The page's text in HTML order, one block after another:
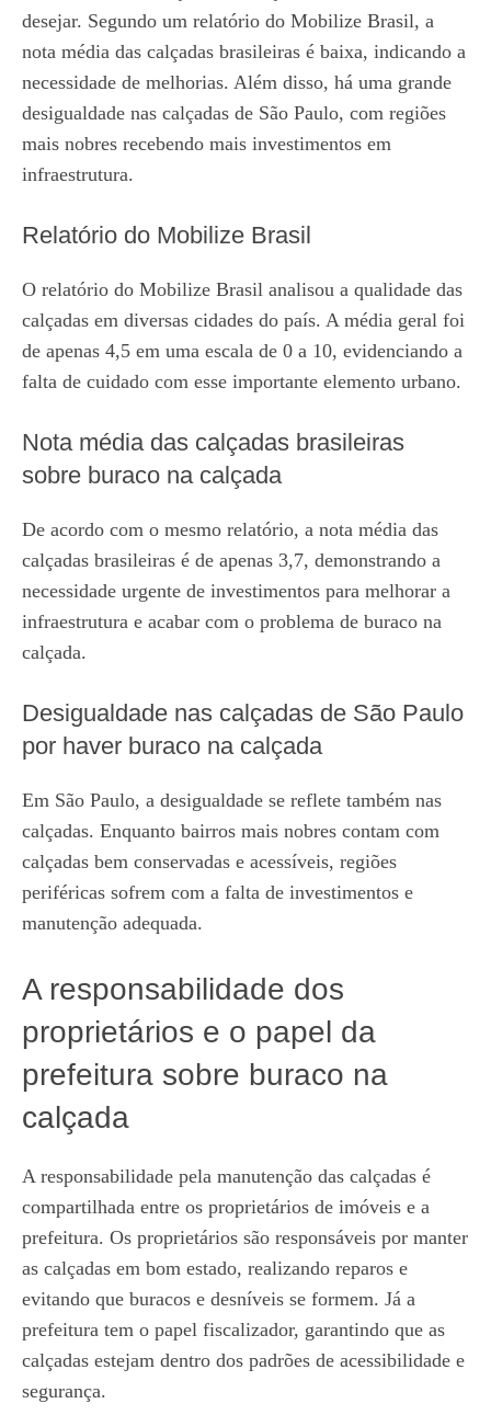
desejar. Segundo um relatório do Mobilize Brasil, a
nota média das calçadas brasileiras é baixa, indicando a
necessidade de melhorias. Além disso, há uma grande
desigualdade nas calçadas de São Paulo, com regiões
mais nobres recebendo mais investimentos em
infraestrutura.
Relatório do Mobilize Brasil
O relatório do Mobilize Brasil analisou a qualidade das
calçadas em diversas cidades do país. A média geral foi
de apenas 4,5 em uma escala de 0 a 10, evidenciando a
falta de cuidado com esse importante elemento urbano.
Nota média das calçadas brasileiras
sobre buraco na calçada
De acordo com o mesmo relatório, a nota média das
calçadas brasileiras é de apenas 3,7, demonstrando a
necessidade urgente de investimentos para melhorar a
infraestrutura e acabar com o problema de buraco na
calçada.
Desigualdade nas calçadas de São Paulo
por haver buraco na calçada
Em São Paulo, a desigualdade se reflete também nas
calçadas. Enquanto bairros mais nobres contam com
calçadas bem conservadas e acessíveis, regiões
periféricas sofrem com a falta de investimentos e
manutenção adequada.
A responsabilidade dos
proprietários e o papel da
prefeitura sobre buraco na
calçada
A responsabilidade pela manutenção das calçadas é
compartilhada entre os proprietários de imóveis e a
prefeitura. Os proprietários são responsáveis por manter
as calçadas em bom estado, realizando reparos e
evitando que buracos e desníveis se formem. Já a
prefeitura tem o papel fiscalizador, garantindo que as
calçadas estejam dentro dos padrões de acessibilidade e
segurança.